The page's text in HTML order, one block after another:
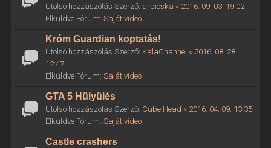
Utolsó hozzászólás Szerző: arpicska « 2016. 09. 03. 19:02
Elküldve Fórum: Saját videó
Króm Guardian koptatás!
Utolsó hozzászólás Szerző: KalaChannel « 2016. 08. 28.
12:47
Elküldve Fórum: Saját videó
GTA 5 Hülyülés
Utolsó hozzászólás Szerző: Cube Head « 2016. 04. 09. 13:35
Elküldve Fórum: Saját videó
Castle crashers